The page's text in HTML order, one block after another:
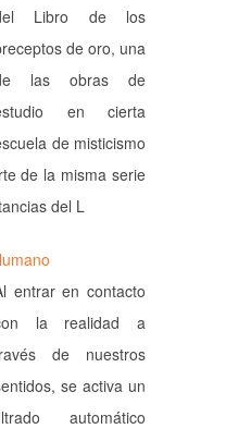
Libro de los
de oro, una
las obras de
en cierta
de misticismo
de la misma serie
del L
entrar en contacto
la realidad a
de nuestros
se activa un
automático